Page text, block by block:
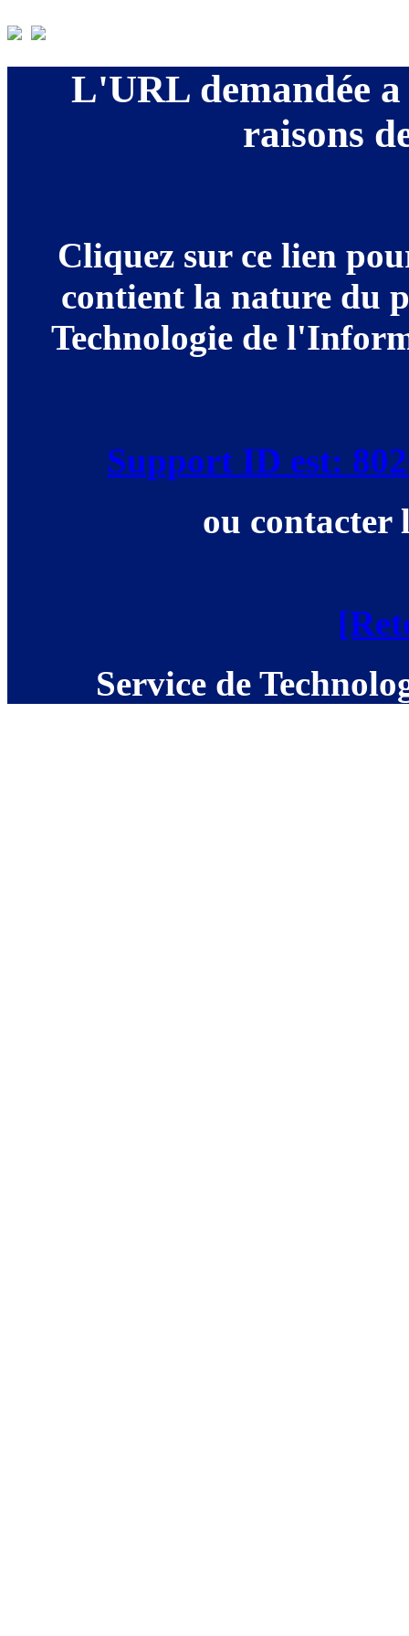
L'URL demandée a
raisons
Cliquez sur ce lien
contient la nature du
Technologie de
Support ID est:
ou contacter
Service de